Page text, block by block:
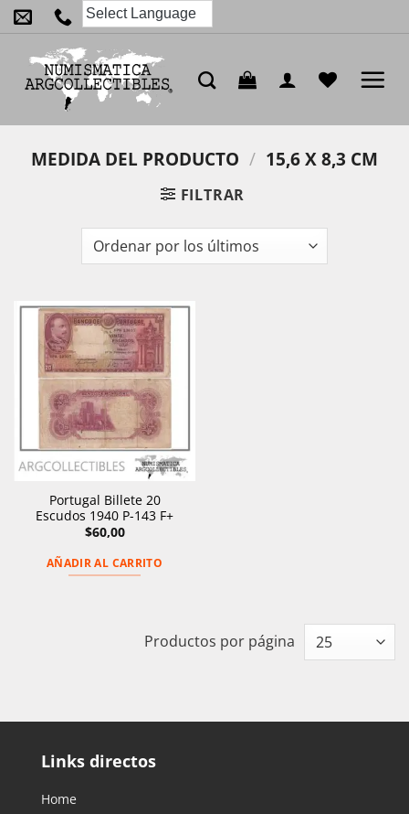
Saltar
al
contenido
MEDIDA DEL PRODUCTO / 15,6 X 8,3 CM
FILTRAR
Portugal Billete 20
Escudos 1940 P-143 F+
$60,00
AÑADIR AL CARRITO
Productos por página
Links directos
Home